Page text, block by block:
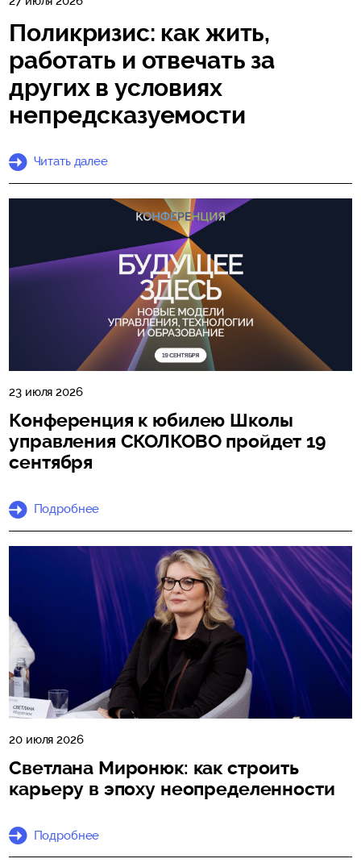
Поликризис: как жить,
работать и отвечать за
других в условиях
непредсказуемости
Читать далее
23 июля 2026
Конференция к юбилею Школы
управления СКОЛКОВО пройдет 19
сентября
Подробнее
20 июля 2026
Светлана Миронюк: как строить
карьеру в эпоху неопределенности
Подробнее